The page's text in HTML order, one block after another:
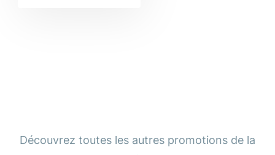
Découvrez toutes les autres promotions de la